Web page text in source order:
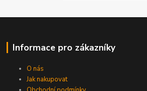
Informace pro zákazníky
O nás
Jak nakupovat